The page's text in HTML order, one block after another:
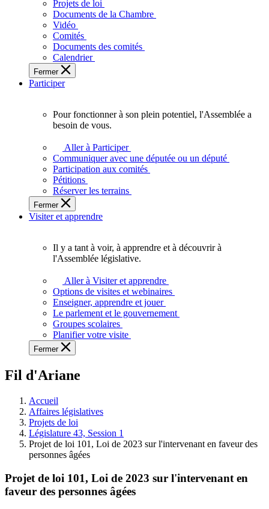
touchent
des
Ontariennes
et
Projets de loi
Documents de la Chambre
Vidéo
Comités
Documents des comités
Calendrier
Fermer
Participer
plein
potentiel,
l'Assemblée
a
besoin
de
Pour fonctionner à son plein potentiel, l'Assemblée a
besoin de vous.
Aller à Participer
Communiquer avec une députée ou un député
Participation aux comités
Pétitions
Réserver les terrains
Fermer
Visiter et apprendre
voir,
apprendre
et
à
à
législative.
Il y a tant à voir, à apprendre et à découvrir à
l'Assemblée législative.
Aller à Visiter et apprendre
Options de visites et webinaires
Enseigner, apprendre et jouer
Le parlement et le gouvernement
Groupes scolaires
Planifier votre visite
Fermer
Fil d'Ariane
Accueil
Affaires législatives
Projets de loi
Législature 43, Session 1
Projet de loi 101, Loi de 2023 sur l'intervenant en faveur des
personnes âgées
Projet de loi 101, Loi de 2023 sur l'intervenant en
faveur des personnes âgées